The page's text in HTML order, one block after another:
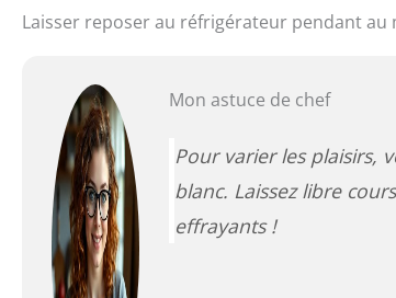
Laisser reposer au réfrigérateur pendant au
Mon astuce de chef
Pour varier les plaisirs,
blanc. Laissez libre
effrayants !